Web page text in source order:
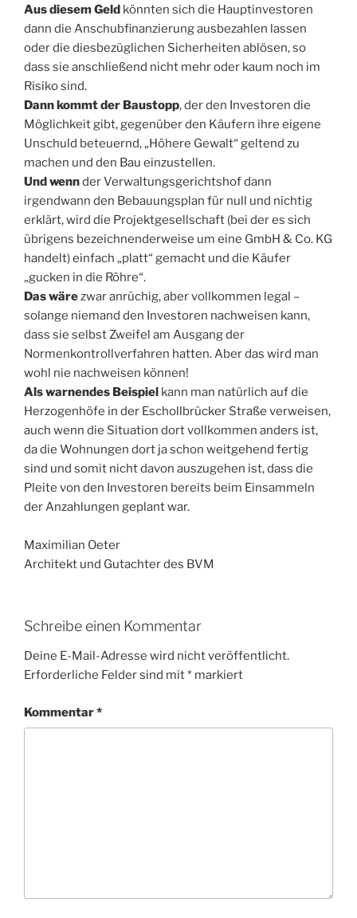
Aus diesem Geld könnten sich die Hauptinvestoren
dann die Anschubfinanzierung ausbezahlen lassen
oder die diesbezüglichen Sicherheiten ablösen, so
dass sie anschließend nicht mehr oder kaum noch im
Risiko sind.
Dann kommt der Baustopp, der den Investoren die
Möglichkeit gibt, gegenüber den Käufern ihre eigene
Unschuld beteuernd, „Höhere Gewalt“ geltend zu
machen und den Bau einzustellen.
Und wennder Verwaltungsgerichtshof dann
irgendwann den Bebauungsplan für null und nichtig
erklärt, wird die Projektgesellschaft (bei der es sich
übrigens bezeichnenderweise um eine GmbH & Co. KG
handelt) einfach „platt“ gemacht und die Käufer
„gucken in die Röhre“.
Das wärezwar anrüchig, aber vollkommen legal –
solange niemand den Investoren nachweisen kann,
dass sie selbst Zweifel am Ausgang der
Normenkontrollverfahren hatten. Aber das wird man
wohl nie nachweisen können!
Als warnendes Beispiel kann man natürlich auf die
Herzogenhöfe in der Eschollbrücker Straße verweisen,
auch wenn die Situation dort vollkommen anders ist,
da die Wohnungen dort ja schon weitgehend fertig
sind und somit nicht davon auszugehen ist, dass die
Pleite von den Investoren bereits beim Einsammeln
der Anzahlungen geplant war.
Maximilian Oeter
Architekt und Gutachter des BVM
Schreibe einen Kommentar
Deine E-Mail-Adresse wird nicht veröffentlicht.
Erforderliche Felder sind mit* markiert
Kommentar*